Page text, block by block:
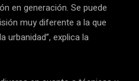
en generación. Se puede
muy diferente a la que
urbanidad”, explica la